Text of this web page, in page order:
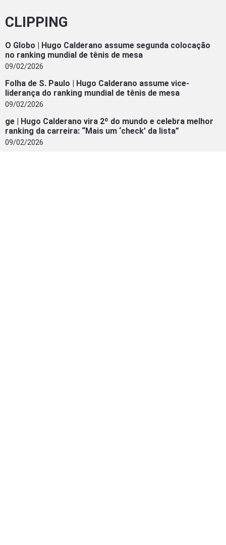
CLIPPING
O Globo | Hugo Calderano assume segunda colocação
no ranking mundial de tênis de mesa
09/02/2026
Folha de S. Paulo | Hugo Calderano assume vice-
liderança do ranking mundial de tênis de mesa
09/02/2026
ge | Hugo Calderano vira 2º do mundo e celebra melhor
ranking da carreira: “Mais um ‘check’ da lista”
09/02/2026